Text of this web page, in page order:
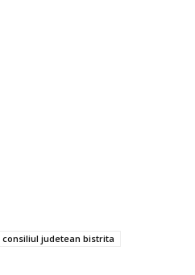
judetean bistrita